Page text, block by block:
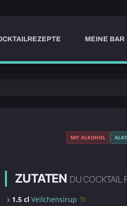
MEINE BAR
MIT ALKOHOL
ZUTATEN DU COCKTAIL
1.5 clVeilchensirup